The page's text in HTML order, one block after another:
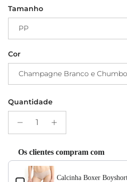
Tamanho
PP
Cor
Champagne Branco e Chumbo
Quantidade
Os clientes compram com
Use the Previous and Next buttons to
Calcinha Boxer